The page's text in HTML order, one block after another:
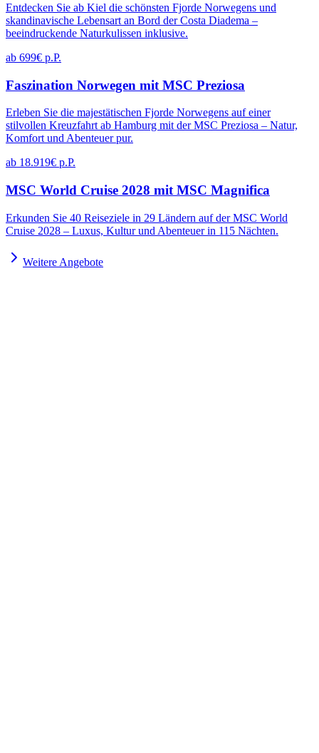
Entdecken Sie ab Kiel die schönsten Fjorde Norwegens und
skandinavische Lebensart an Bord der Costa Diadema –
beeindruckende Naturkulissen inklusive.
ab 699€ p.P.
Faszination Norwegen mit MSC Preziosa
Erleben Sie die majestätischen Fjorde Norwegens auf einer
stilvollen Kreuzfahrt ab Hamburg mit der MSC Preziosa – Natur,
Komfort und Abenteuer pur.
ab 18.919€ p.P.
MSC World Cruise 2028 mit MSC Magnifica
Erkunden Sie 40 Reiseziele in 29 Ländern auf der MSC World
Cruise 2028 – Luxus, Kultur und Abenteuer in 115 Nächten.
Weitere Angebote